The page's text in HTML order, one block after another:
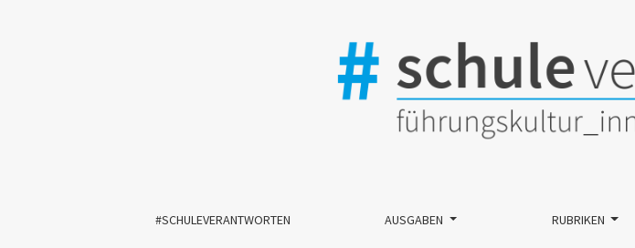
Diversität verantworten: Ethische Perspektiven für eine gelingende Bildung
#SCHULEVERANTWORTEN AUSGABEN RUBRIKEN